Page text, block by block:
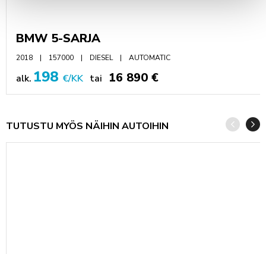
BMW 5-SARJA
2018 157000 DIESEL AUTOMATIC
alk. 198 €/KK tai 16 890 €
TUTUSTU MYÖS NÄIHIN AUTOIHIN